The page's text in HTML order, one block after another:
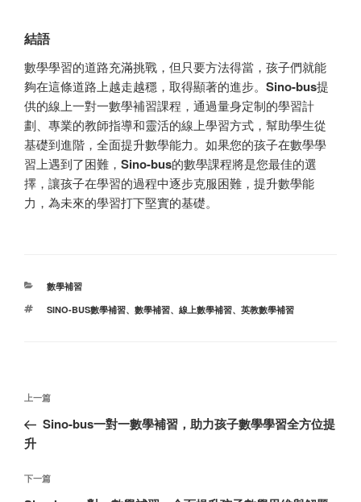
結語
數學學習的道路充滿挑戰，但只要方法得當，孩子們就能
夠在這條道路上越走越穩，取得顯著的進步。 Sino-bus提
供的線上一對一數學補習課程，通過量身定制的學習計
劃、專業的教師指導和靈活的線上學習方式，幫助學生從
基礎到進階，全面提升數學能力。如果您的孩子在數學學
習上遇到了困難， Sino-bus的數學課程將是您最佳的選
擇，讓孩子在學習的過程中逐步克服困難，提升數學能
力，為未來的學習打下堅實的基礎。
分
數學補習
标
SINO-BUS數學補習、 數學補習、 線上數學補習、 英教數學補習
文
导
航
上
一
篇
章
上一篇
Sino-bus一對一數學補習，助力孩子數學學習全方位提
升
下
下一篇